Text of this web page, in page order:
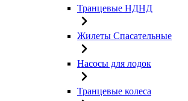
Транцевые НДНД
Жилеты Спасательные
Насосы для лодок
Транцевые колеса